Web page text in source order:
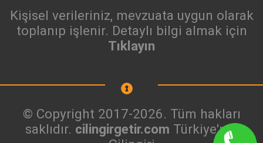
Kişisel verileriniz, mevzuata uygun olarak
toplanıp işlenir. Detaylı bilgi almak için
Tıklayın
© Copyright 2017-2026. Tüm hakları
saklıdır. cilingirgetir.com Türkiye'nin